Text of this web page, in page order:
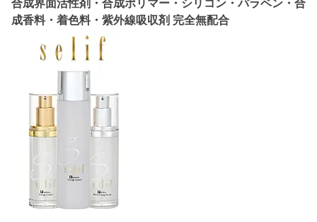
合成界面活性剤・合成ポリマー・シリコン・パラベン・合
成香料・着色料・紫外線吸収剤 完全無配合